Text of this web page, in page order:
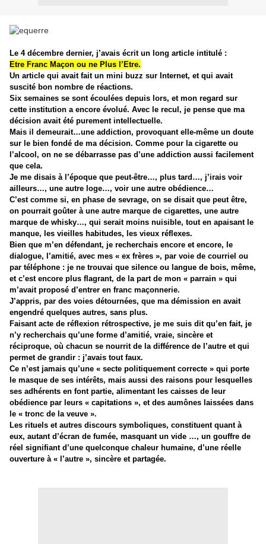
Le 4 décembre dernier, j’avais écrit un long article intitulé :
Etre Franc Maçon ou ne Plus l’Etre.
Un article qui avait fait un mini buzz sur Internet, et qui avait
suscité bon nombre de réactions.
Six semaines se sont écoulées depuis lors, et mon regard sur
cette institution a encore évolué. Avec le recul, je pense que ma
décision avait été purement intellectuelle.
Mais il demeurait…une addiction, provoquant elle-même un doute
sur le bien fondé de ma décision. Comme pour la cigarette ou
l’alcool, on ne se débarrasse pas d’une addiction aussi facilement
que cela.
Je me disais à l’époque que peut-être…, plus tard…, j’irais voir
ailleurs…, une autre loge…, voir une autre obédience…
C’est comme si, en phase de sevrage, on se disait que peut être,
on pourrait goûter à une autre marque de cigarettes, une autre
marque de whisky…, qui serait moins nuisible, tout en apaisant le
manque, les vieilles habitudes, les vieux réflexes.
Bien que m’en défendant, je recherchais encore et encore, le
dialogue, l’amitié, avec mes « ex frères », par voie de courriel ou
par téléphone : je ne trouvai que silence ou langue de bois, même,
et c’est encore plus flagrant, de la part de mon « parrain » qui
m’avait proposé d’entrer en franc maçonnerie.
J’appris, par des voies détournées, que ma démission en avait
engendré quelques autres, sans plus.
Faisant acte de réflexion rétrospective, je me suis dit qu’en fait, je
n’y recherchais qu’une forme d’amitié, vraie, sincère et
réciproque, où chacun se nourrit de la différence de l’autre et qui
permet de grandir : j’avais tout faux.
Ce n’est jamais qu’une « secte politiquement correcte » qui porte
le masque de ses intérêts, mais aussi des raisons pour lesquelles
ses adhérents en font partie, alimentant les caisses de leur
obédience par leurs « capitations », et des aumônes laissées dans
le « tronc de la veuve ».
Les rituels et autres discours symboliques, constituent quant à
eux, autant d’écran de fumée, masquant un vide …, un gouffre de
réel signifiant d’une quelconque chaleur humaine, d’une réelle
ouverture à « l’autre », sincère et partagée.